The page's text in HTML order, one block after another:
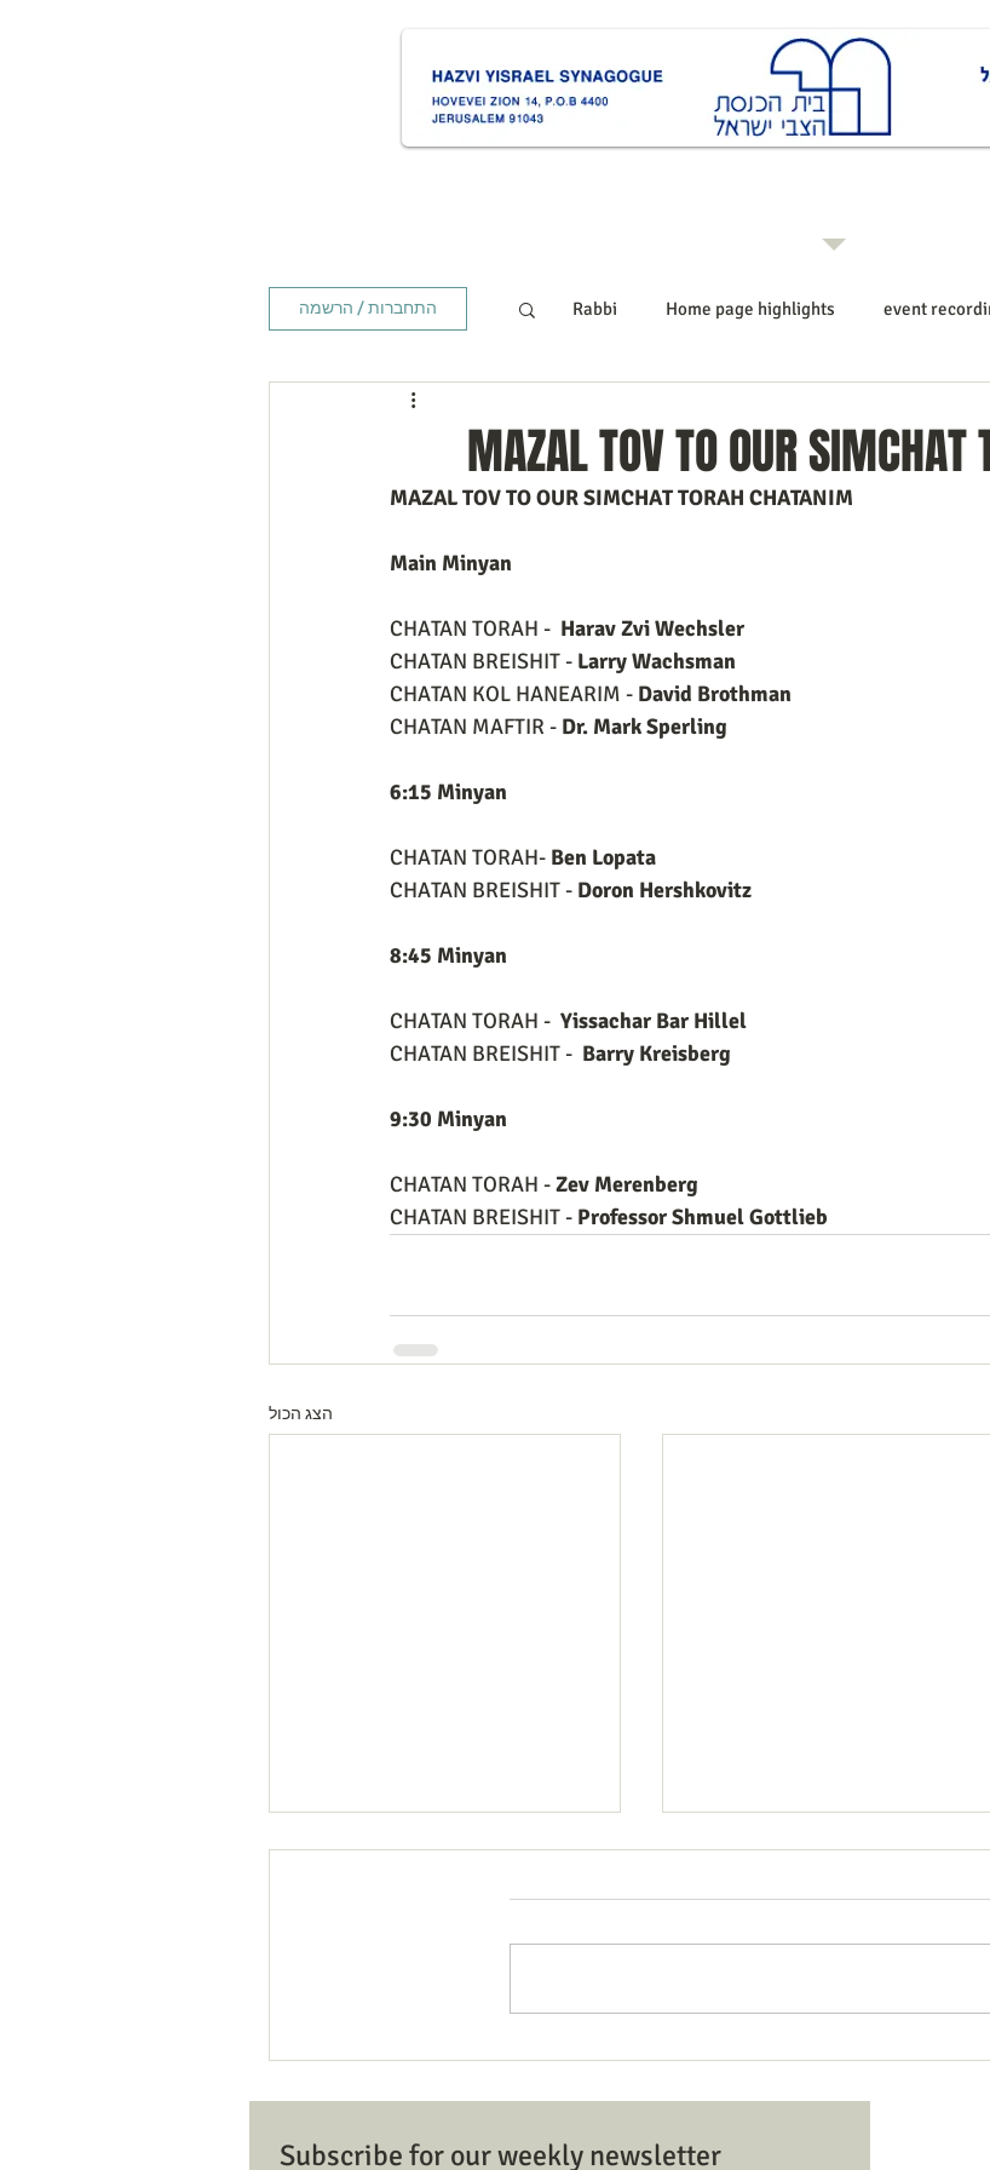
event
Home page highlights
Rabbi התחברות / הרשמה
MAZAL TOV TO OUR SIMCHAT
MAZAL TOV TO OUR SIMCHAT TORAH CHATANIM
Main Minyan
CHATAN TORAH - Harav Zvi Wechsler
CHATAN BREISHIT - Larry Wachsman
CHATAN KOL HANEARIM - David Brothman
CHATAN MAFTIR - Dr. Mark Sperling
6:15 Minyan
CHATAN TORAH- Ben Lopata
CHATAN BREISHIT - Doron Hershkovitz
8:45 Minyan
CHATAN TORAH - Yissachar Bar Hillel
CHATAN BREISHIT - Barry Kreisberg
9:30 Minyan
CHATAN TORAH - Zev Merenberg
CHATAN BREISHIT - Professor Shmuel Gottlieb
הצג הכול
לוח זמנים ותוכנית ט׳ באב
Member/Donor Registration and
Subscribe for our weekly newsletter